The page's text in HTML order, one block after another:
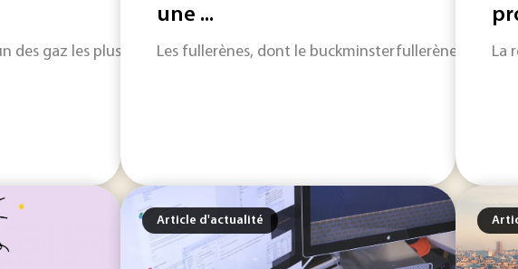
des gaz les plus surveillés de l’industrie énergétique. Sa réduction
une ...
Les fullerènes, dont le buckminsterfullerène C60 La
Article d'actualité